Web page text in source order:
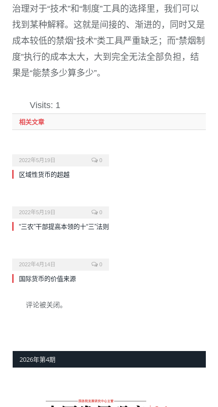
治理对于“技术”和“制度”工具的选择里，我们可以
找到某种解释。这就是间接的、渐进的，同时又是
成本较低的禁烟“技术”类工具严重缺乏；而“禁烟制
度”执行的成本太大，大到完全无法全部负担，结
果是“能禁多少算多少”。
Visits: 1
相关文章
2022年5月19日 0
区域性货币的超越
2022年5月19日 0
“三农”干部提高本领的十“三”法则
2022年4月14日 0
国际货币的价值来源
评论被关闭。
2026年第4期